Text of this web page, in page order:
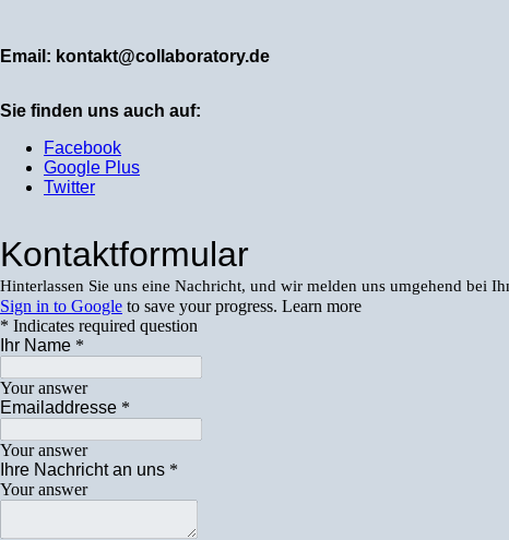
Email: kontakt@collaboratory.de
Sie finden uns auch auf:
Facebook
Google Plus
Twitter